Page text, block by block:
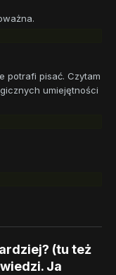
potrafi pisać. Czytam
umiejętności
(tu też
Ja